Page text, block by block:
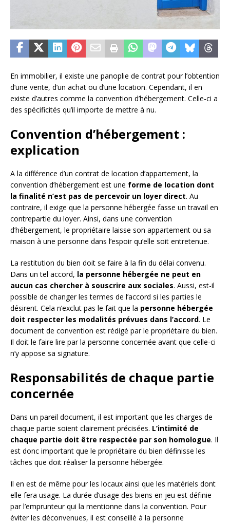
En immobilier, il existe une panoplie de contrat pour l’obtention
d’une vente, d’un achat ou d’une location. Cependant, il en
existe d’autres comme la convention d’hébergement. Celle-ci a
des spécificités qu’il importe de mettre à nu.
Convention d’hébergement :
explication
A la différence d’un contrat de location d’appartement, la
convention d’hébergement est une forme de location dont
la finalité n’est pas de percevoir un loyer direct. Au
contraire, il exige que la personne hébergée fasse un travail en
contrepartie du loyer. Ainsi, dans une convention
d’hébergement, le propriétaire laisse son appartement ou sa
maison à une personne dans l’espoir qu’elle soit entretenue.
La restitution du bien doit se faire à la fin du délai convenu.
Dans un tel accord, la personne hébergée ne peut en
aucun cas chercher à souscrire aux sociales. Aussi, est-il
possible de changer les termes de l’accord si les parties le
désirent. Cela n’exclut pas le fait que la personne hébergée
doit respecter les modalités prévues dans l’accord. Le
document de convention est rédigé par le propriétaire du bien.
Il doit le faire lire par la personne concernée avant que celle-ci
n’y appose sa signature.
Responsabilités de chaque partie
concernée
Dans un pareil document, il est important que les charges de
chaque partie soient clairement précisées. L’intimité de
chaque partie doit être respectée par son homologue. Il
est donc important que le propriétaire du bien définisse les
tâches que doit réaliser la personne hébergée.
Il en est de même pour les locaux ainsi que les matériels dont
elle fera usage. La durée d’usage des biens en jeu est définie
par l’emprunteur qui la mentionne dans la convention. Pour
éviter les déconvenues, il est conseillé à la personne